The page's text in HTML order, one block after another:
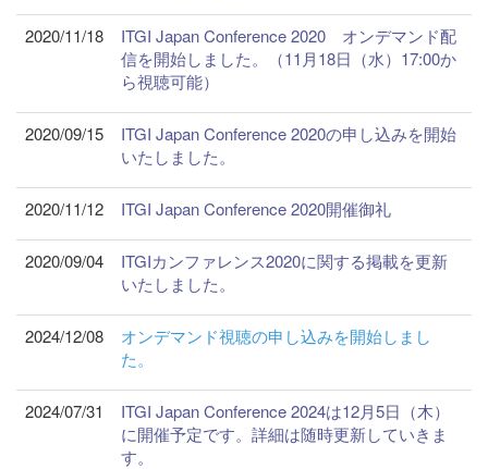
2020/11/18
ITGI Japan Conference 2020 オンデマンド配
信を開始しました。（11月18日（水）17:00か
ら視聴可能）
2020/09/15
ITGI Japan Conference 2020の申し込みを開始
いたしました。
2020/11/12 ITGI Japan Conference 2020開催御礼
2020/09/04
ITGIカンファレンス2020に関する掲載を更新
いたしました。
2024/12/08
オンデマンド視聴の申し込みを開始しまし
た。
2024/07/31
ITGI Japan Conference 2024は12月5日（木）
に開催予定です。詳細は随時更新していきま
す。